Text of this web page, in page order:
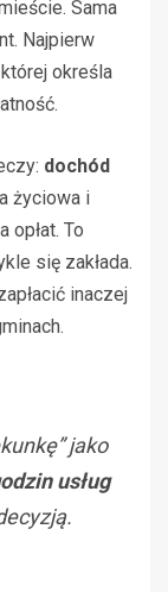
Sama
Najpierw
określa
dochód
życiowa i
opłat. To
się zakłada.
inaczej
jako
usług